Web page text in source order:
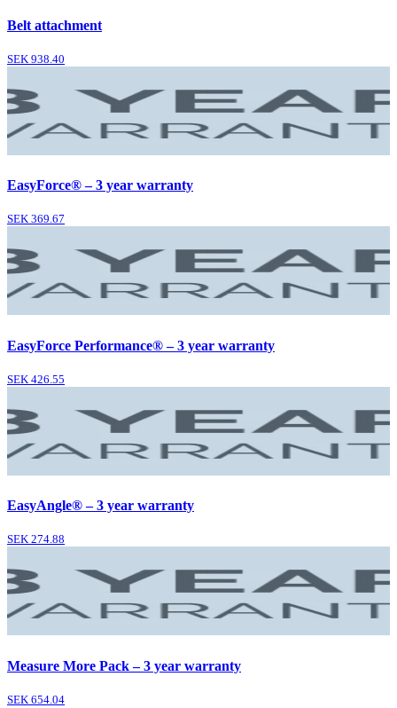
Belt attachment
SEK 938.40
EasyForce® – 3 year warranty
SEK 369.67
EasyForce Performance® – 3 year warranty
SEK 426.55
EasyAngle® – 3 year warranty
SEK 274.88
Measure More Pack – 3 year warranty
SEK 654.04